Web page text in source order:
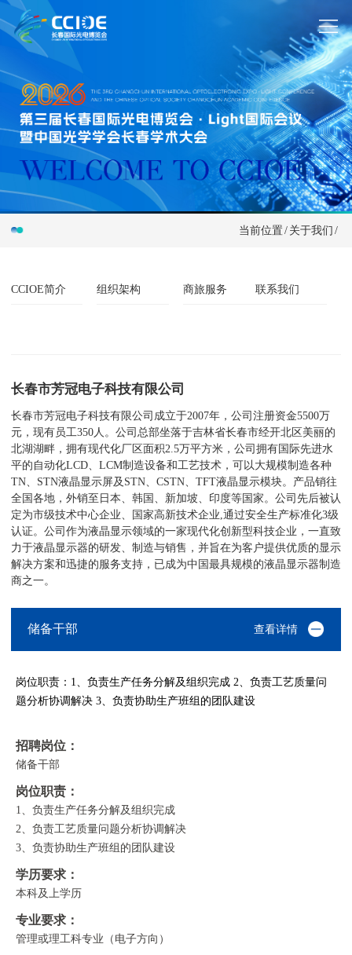
当前位置/关于我们 /
CCIOE简介 组织架构 商旅服务 联系我们
长春市芳冠电子科技有限公司
长春市芳冠电子科技有限公司成立于2007年，公司注册资金5500万
元，现有员工350人。公司总部坐落于吉林省长春市经开北区美丽的
北湖湖畔，拥有现代化厂区面积2.5万平方米，公司拥有国际先进水
平的自动化LCD、LCM制造设备和工艺技术，可以大规模制造各种
TN、STN液晶显示屏及STN、CSTN、TFT液晶显示模块。产品销往
全国各地，外销至日本、韩国、新加坡、印度等国家。公司先后被认
定为市级技术中心企业、国家高新技术企业,通过安全生产标准化3级
认证。公司作为液晶显示领域的一家现代化创新型科技企业，一直致
力于液晶显示器的研发、制造与销售，并旨在为客户提供优质的显示
解决方案和迅捷的服务支持，已成为中国最具规模的液晶显示器制造
商之一。
储备干部 查看详情
岗位职责：1、负责生产任务分解及组织完成 2、负责工艺质量问
题分析协调解决 3、负责协助生产班组的团队建设
招聘岗位：
储备干部
岗位职责：
1、负责生产任务分解及组织完成
2、负责工艺质量问题分析协调解决
3、负责协助生产班组的团队建设
学历要求：
本科及上学历
专业要求：
管理或理工科专业（电子方向）